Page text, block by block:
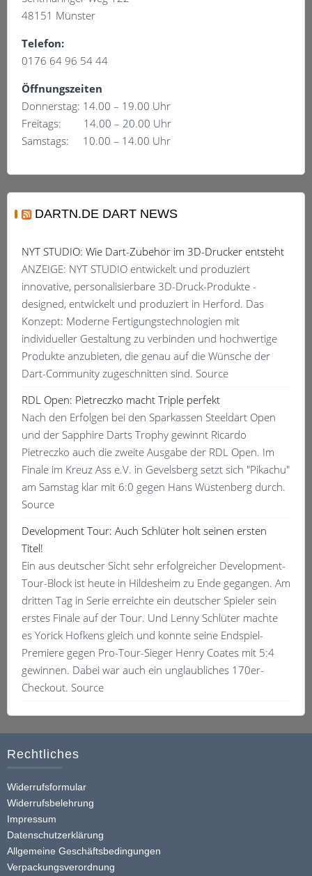
48151 Münster
Telefon:
0176 64 96 54 44
Öffnungszeiten
Donnerstag: 14.00 – 19.00 Uhr
Freitags: 14.00 – 20.00 Uhr
Samstags: 10.00 – 14.00 Uhr
DARTN.DE DART NEWS
NYT STUDIO: Wie Dart-Zubehör im 3D-Drucker entsteht
ANZEIGE: NYT STUDIO entwickelt und produziert
innovative, personalisierbare 3D-Druck-Produkte -
designed, entwickelt und produziert in Herford. Das
Konzept: Moderne Fertigungstechnologien mit
individueller Gestaltung zu verbinden und hochwertige
Produkte anzubieten, die genau auf die Wünsche der
Dart-Community zugeschnitten sind. Source
RDL Open: Pietreczko macht Triple perfekt
Nach den Erfolgen bei den Sparkassen Steeldart Open
und der Sapphire Darts Trophy gewinnt Ricardo
Pietreczko auch die zweite Ausgabe der RDL Open. Im
Finale im Kreuz Ass e.V. in Gevelsberg setzt sich "Pikachu"
am Samstag klar mit 6:0 gegen Hans Wüstenberg durch.
Source
Development Tour: Auch Schlüter holt seinen ersten
Titel!
Ein aus deutscher Sicht sehr erfolgreicher Development-
Tour-Block ist heute in Hildesheim zu Ende gegangen. Am
dritten Tag in Serie erreichte ein deutscher Spieler sein
erstes Finale auf der Tour. Und Lenny Schlüter machte
es Yorick Hofkens gleich und konnte seine Endspiel-
Premiere gegen Pro-Tour-Sieger Henry Coates mit 5:4
gewinnen. Dabei war auch ein unglaubliches 170er-
Checkout. Source
Rechtliches
Widerrufsformular
Widerrufsbelehrung
Impressum
Datenschutzerklärung
Allgemeine Geschäftsbedingungen
Verpackungsverordnung